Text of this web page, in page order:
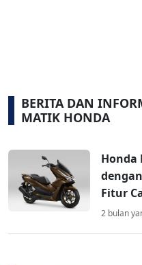
BERITA DAN
MATIK HONDA
Honda
Fitur
2 bulan